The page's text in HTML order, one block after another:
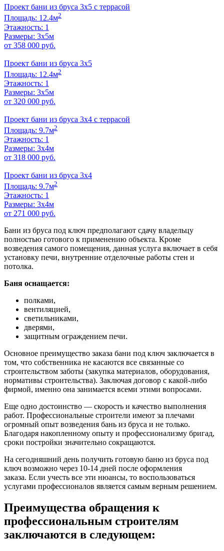
Проект бани из бруса 3х5 с террасой
Площадь: 12.4м2
Этажность: 1
Размеры: 3х5м
от 358 000 руб.
Проект бани из бруса 3х5
Площадь: 12.4м2
Этажность: 1
Размеры: 3х5м
от 320 000 руб.
Проект бани из бруса 3х4 с террасой
Площадь: 9.7м2
Этажность: 1
Размеры: 3х4м
от 318 000 руб.
Проект бани из бруса 3х4
Площадь: 9.7м2
Этажность: 1
Размеры: 3x4м
от 271 000 руб.
Бани из бруса под ключ предполагают сдачу владельцу
полностью готового к применению объекта. Кроме
возведения самого помещения, данная услуга включает в себя
установку печи, внутренние отделочные работы стен и
потолка.
Баня оснащается:
полками,
вентиляцией,
светильниками,
дверями,
защитным ограждением печи.
Основное преимущество заказа бани под ключ заключается в
том, что собственника не касаются все связанные со
строительством заботы (закупка материалов, оборудования,
нормативы строительства). Заключая договор с какой-либо
фирмой, именно она занимается всеми этими вопросами.
Еще одно достоинство — скорость и качество выполнения
работ. Профессиональные строители имеют за плечами
огромный опыт возведения бань из бруса и не только.
Благодаря накопленному опыту и профессионализму бригад,
сроки постройки значительно сокращаются.
На сегодняшний день получить готовую баню из бруса под
ключ возможно через 10-14 дней после оформления
заказа. Если учесть все эти нюансы, то воспользоваться
услугами профессионалов является самым верным решением.
Преимущества обращения к
профессиональным строителям
заключаются в следующем: